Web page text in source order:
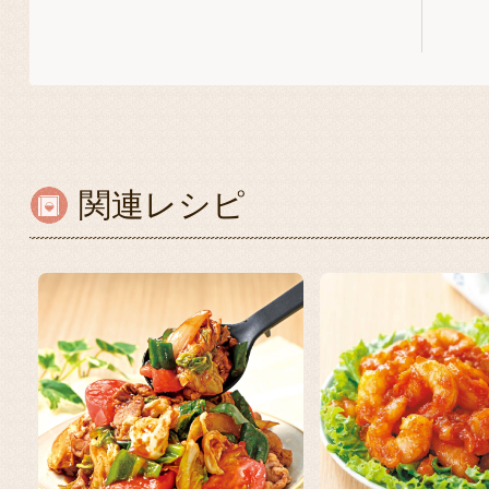
関連レシピ